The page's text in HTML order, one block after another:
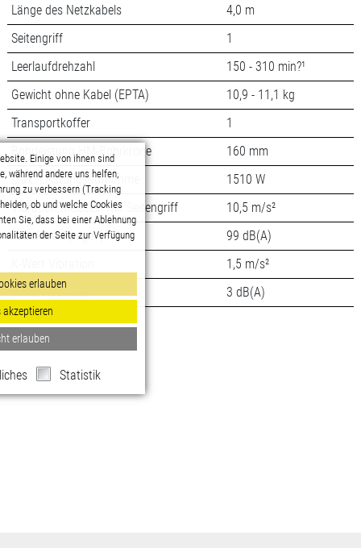
Länge des Netzkabels
4,0 m
Seitengriff
1
Leerlaufdrehzahl
150 - 310 min?¹
Gewicht ohne Kabel (EPTA)
10,9 - 11,1 kg
Transportkoffer
1
Bohrleistung HM-Bohrkrone
160 mm
Max. Leistungsaufnahme
1510 W
Vibration Meisseln mit Seitengriff
10,5 m/s²
Schalldruckpegel (dB)
99 dB(A)
1,5 m/s²
K-Wert Geräusch
3 dB(A)